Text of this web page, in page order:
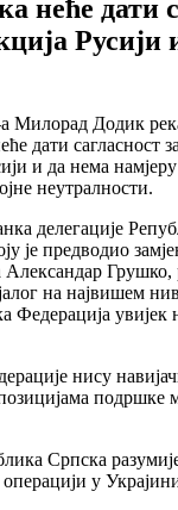
неће дати
Русији
Додик
дати сагласност
и да нема
неутралности.
делегације
је предводио
Грушко,
на највишем
Федерација увијек
нису
подршке
Српска
операцији у